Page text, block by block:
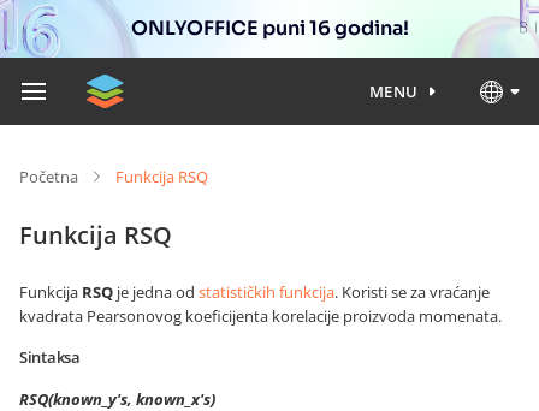
ONLYOFFICE puni 16 godina!
MENU
Početna Funkcija RSQ
Funkcija RSQ
Funkcija RSQ je jedna od statističkih funkcija. Koristi se za vraćanje
kvadrata Pearsonovog koeficijenta korelacije proizvoda momenata.
Sintaksa
RSQ(known_y's, known_x's)